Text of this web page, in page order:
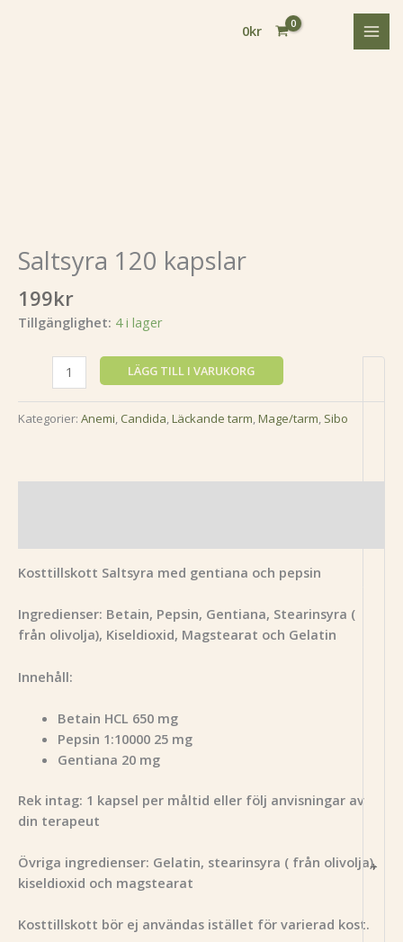
0kr
Saltsyra 120 kapslar
199kr
Tillgänglighet: 4 i lager
kapslar
mängd
+
LÄGG TILL I VARUKORG
Kategorier: Anemi, Candida,Läckande tarm,Mage/tarm, Sibo
Kosttillskott Saltsyra med gentiana och pepsin
Ingredienser: Betain, Pepsin, Gentiana, Stearinsyra (
från olivolja), Kiseldioxid, Magstearat och Gelatin
Innehåll:
Betain HCL 650 mg
Pepsin 1:10000 25 mg
Gentiana 20 mg
Rek intag: 1 kapsel per måltid eller följ anvisningar av
din terapeut
Övriga ingredienser: Gelatin, stearinsyra ( från olivolja),
kiseldioxid och magstearat
Kosttillskott bör ej användas istället för varierad kost.